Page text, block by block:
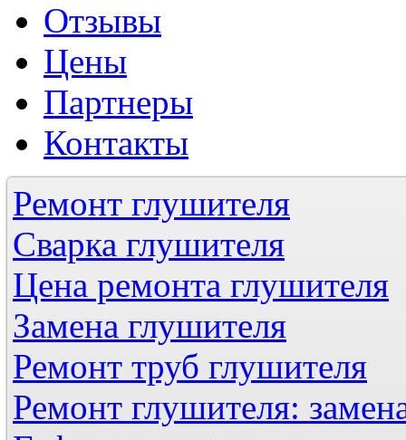
Отзывы
Цены
Партнеры
Контакты
Ремонт глушителя
Сварка глушителя
Цена ремонта глушителя
Замена глушителя
Ремонт труб глушителя
Ремонт глушителя: